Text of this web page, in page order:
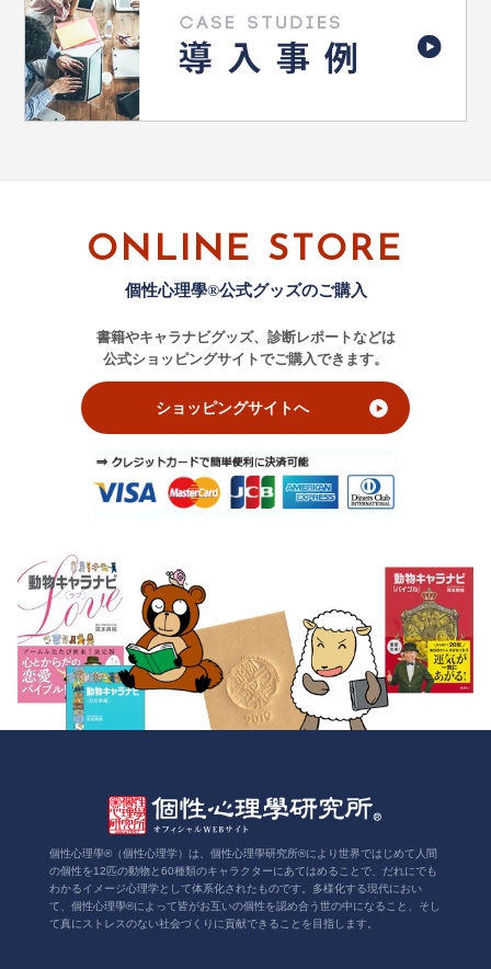
ONLINE STORE
個性心理學®公式グッズのご購入
書籍やキャラナビグッズ、診断レポートなどは
公式ショッピングサイトでご購入できます。
ショッピングサイトへ
個性心理學®（個性心理学）は、個性心理學研究所®により世界ではじめて人間
の個性を12匹の動物と60種類のキャラクターにあてはめることで、だれにでも
わかるイメージ心理学として体系化されたものです。多様化する現代におい
て、個性心理學®によって皆がお互いの個性を認め合う世の中になること、そし
て真にストレスのない社会づくりに貢献できることを目指します。